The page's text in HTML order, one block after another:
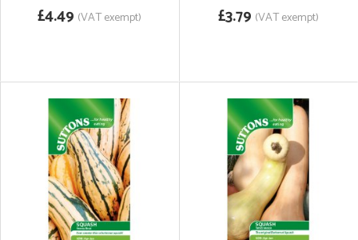
£4.49 (VAT exempt) £3.79 (VAT exempt)